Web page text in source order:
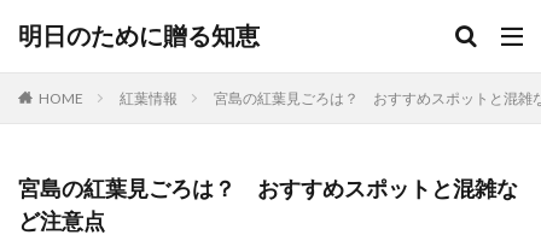
明日のために贈る知恵
HOME 紅葉情報 宮島の紅葉見ごろは？ おすすめスポットと混
宮島の紅葉見ごろは？ おすすめスポットと混雑な
ど注意点